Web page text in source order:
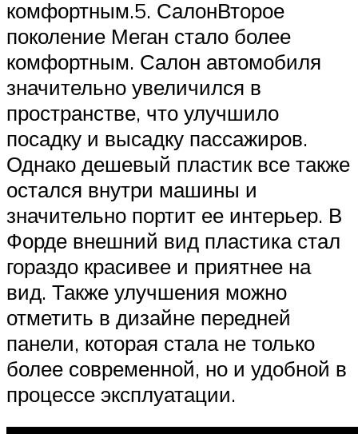
комфортным.5. СалонВторое
поколение Меган стало более
комфортным. Салон автомобиля
значительно увеличился в
пространстве, что улучшило
посадку и высадку пассажиров.
Однако дешевый пластик все также
остался внутри машины и
значительно портит ее интерьер. В
Форде внешний вид пластика стал
гораздо красивее и приятнее на
вид. Также улучшения можно
отметить в дизайне передней
панели, которая стала не только
более современной, но и удобной в
процессе эксплуатации.